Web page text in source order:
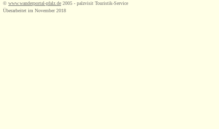
© www.wanderportal-pfalz.de 2005 - palzvisit Touristik-Service
Überarbeitet im November 2018